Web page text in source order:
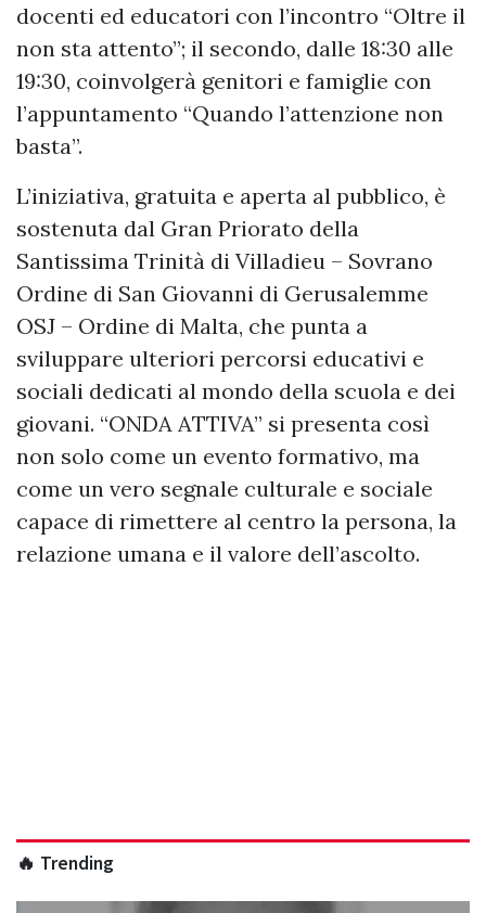
docenti ed educatori con l’incontro “Oltre il
non sta attento”; il secondo, dalle 18:30 alle
19:30, coinvolgerà genitori e famiglie con
l’appuntamento “Quando l’attenzione non
basta”.
L’iniziativa, gratuita e aperta al pubblico, è
sostenuta dal Gran Priorato della
Santissima Trinità di Villadieu – Sovrano
Ordine di San Giovanni di Gerusalemme
OSJ – Ordine di Malta, che punta a
sviluppare ulteriori percorsi educativi e
sociali dedicati al mondo della scuola e dei
giovani. “ONDA ATTIVA” si presenta così
non solo come un evento formativo, ma
come un vero segnale culturale e sociale
capace di rimettere al centro la persona, la
relazione umana e il valore dell’ascolto.
🔥 Trending